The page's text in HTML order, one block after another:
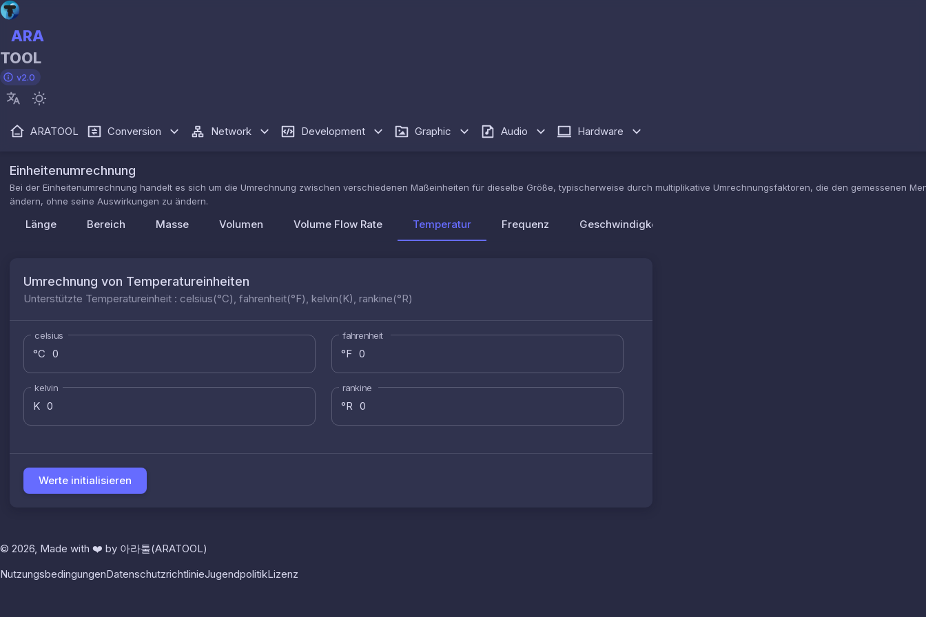
ARA
TOOL
v2.0
ARATOOL Conversion Network Development Graphic Audio Hardware
Einheitenumrechnung
Bei der Einheitenumrechnung handelt es sich um die Umrechnung zwischen verschiedenen Maßeinheiten für dieselbe Größe, typischerweise durch multiplikative Umrechnungsfaktoren, die den gemessenen
ändern, ohne seine Auswirkungen zu ändern.
Länge Bereich Masse Volumen Volume Flow Rate Temperatur Frequenz Geschwindigkeit
Umrechnung von Temperatureinheiten
Unterstützte Temperatureinheit : celsius(°C), fahrenheit(°F), kelvin(K), rankine(°R)
celsius
°C
fahrenheit
°F
kelvin
K
rankine
°R
Werte initialisieren
© 2026, Made with ❤️ by 아라툴(ARATOOL)
NutzungsbedingungenDatenschutzrichtlinieJugendpolitikLizenz